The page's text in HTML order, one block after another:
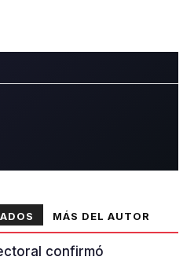
MÁS DEL AUTOR
confirmó